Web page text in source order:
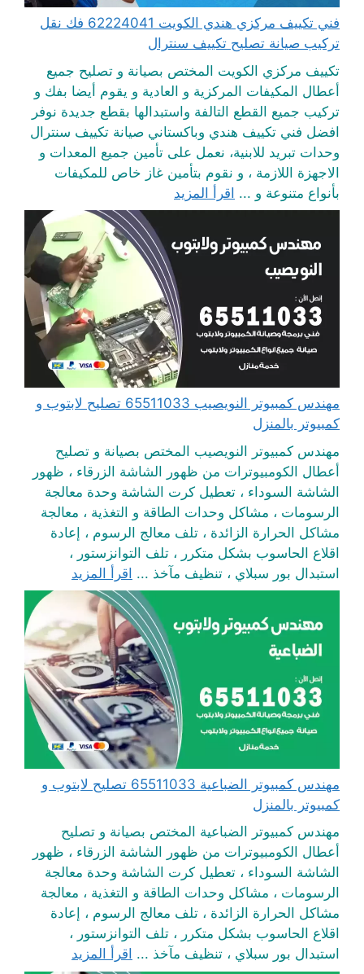
فني تكييف مركزي هندي الكويت 62224041 فك نقل
تركيب صيانة تصليح تكييف سنترال
تكييف مركزي الكويت المختص بصيانة و تصليح جميع
أعطال المكيفات المركزية و العادية و يقوم أيضا بفك و
تركيب جميع القطع التالفة واستبدالها بقطع جديدة نوفر
افضل فني تكييف هندي وباكستاني صيانة تكييف سنترال
وحدات تبريد للابنية، نعمل على تأمين جميع المعدات و
الاجهزة اللازمة ، و نقوم بتأمين غاز خاص للمكيفات
بأنواع متنوعة و ... اقرأ المزيد
مهندس كمبيوتر النويصيب 65511033 تصليح لابتوب و
كمبيوتر بالمنزل
مهندس كمبيوتر النويصيب المختص بصيانة و تصليح
أعطال الكومبيوترات من ظهور الشاشة الزرقاء ، ظهور
الشاشة السوداء ، تعطيل كرت الشاشة وحدة معالجة
الرسومات ، مشاكل وحدات الطاقة و التغذية ، معالجة
مشاكل الحرارة الزائدة ، تلف معالج الرسوم ، إعادة
اقلاع الحاسوب بشكل متكرر ، تلف التوانزستور ،
استبدال بور سبلاي ، تنظيف مآخذ ... اقرأ المزيد
مهندس كمبيوتر الضباعية 65511033 تصليح لابتوب و
كمبيوتر بالمنزل
مهندس كمبيوتر الضباعية المختص بصيانة و تصليح
أعطال الكومبيوترات من ظهور الشاشة الزرقاء ، ظهور
الشاشة السوداء ، تعطيل كرت الشاشة وحدة معالجة
الرسومات ، مشاكل وحدات الطاقة و التغذية ، معالجة
مشاكل الحرارة الزائدة ، تلف معالج الرسوم ، إعادة
اقلاع الحاسوب بشكل متكرر ، تلف التوانزستور ،
استبدال بور سبلاي ، تنظيف مآخذ ... اقرأ المزيد